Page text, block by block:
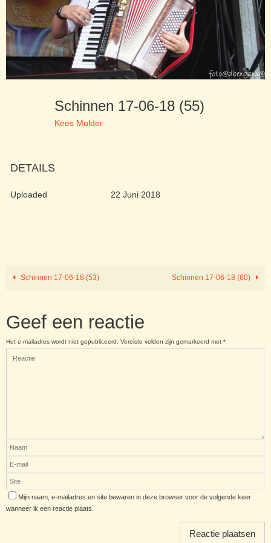
Schinnen 17-06-18 (55)
Kees Mulder
DETAILS
Uploaded 22 Juni 2018
Schinnen 17-06-18 (53) Schinnen 17-06-18 (60)
Geef een reactie
Het e-mailadres wordt niet gepubliceerd. Vereiste velden zijn gemarkeerd met *
Mijn naam, e-mailadres en site bewaren in deze browser voor de volgende keer
wanneer ik een reactie plaats.